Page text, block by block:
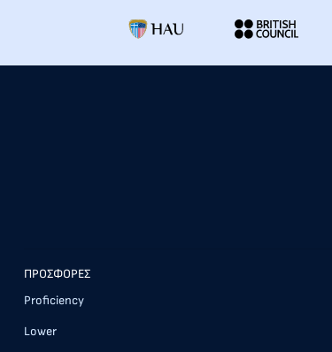
ΠΡΟΣΦΟΡΕΣ
Proficiency
Lower